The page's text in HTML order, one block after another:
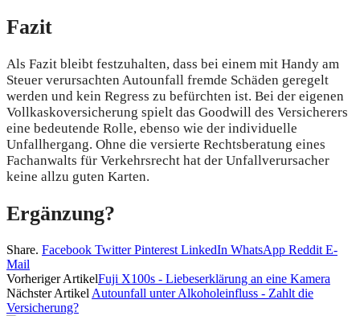
Fazit
Als Fazit bleibt festzuhalten, dass bei einem mit Handy am
Steuer verursachten Autounfall fremde Schäden geregelt
werden und kein Regress zu befürchten ist. Bei der eigenen
Vollkaskoversicherung spielt das Goodwill des Versicherers
eine bedeutende Rolle, ebenso wie der individuelle
Unfallhergang. Ohne die versierte Rechtsberatung eines
Fachanwalts für Verkehrsrecht hat der Unfallverursacher
keine allzu guten Karten.
Ergänzung?
Share. Facebook Twitter Pinterest LinkedIn WhatsApp Reddit E-
Mail
Vorheriger ArtikelFuji X100s - Liebeserklärung an eine Kamera
Nächster ArtikelAutounfall unter Alkoholeinfluss - Zahlt die
Versicherung?